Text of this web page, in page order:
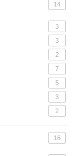
14
3
3
2
7
5
3
2
16